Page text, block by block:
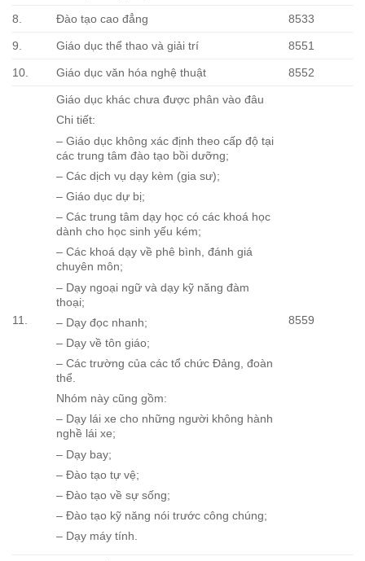
8. Đào tạo cao đẳng 8533
9. Giáo dục thể thao và giải trí 8551
10. Giáo dục văn hóa nghệ thuật 8552
11.
Giáo dục khác chưa được phân vào đâu
Chi tiết:
– Giáo dục không xác định theo cấp độ tại
các trung tâm đào tạo bồi dưỡng;
– Các dịch vụ dạy kèm (gia sư);
– Giáo dục dự bị;
– Các trung tâm dạy học có các khoá học
dành cho học sinh yếu kém;
– Các khoá dạy về phê bình, đánh giá
chuyên môn;
– Dạy ngoại ngữ và dạy kỹ năng đàm
thoại;
– Dạy đọc nhanh;
– Dạy về tôn giáo;
– Các trường của các tổ chức Đảng, đoàn
thể.
Nhóm này cũng gồm:
– Dạy lái xe cho những người không hành
nghề lái xe;
– Dạy bay;
– Đào tạo tự vệ;
– Đào tạo về sự sống;
– Đào tạo kỹ năng nói trước công chúng;
– Dạy máy tính.
8559